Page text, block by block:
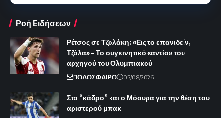
Ροή Ειδήσεων
Ρέτσος σε Τζολάκη: «Εις το επανιδείν,
Τζόλα» – Το συγκινητικό «αντίο» του
αρχηγού του Ολυμπιακού
ΠΟΔΟΣΦΑΙΡΟ 05/08/2026
Στο “κάδρο” και ο Μόουρα για την θέση του
αριστερού μπακ